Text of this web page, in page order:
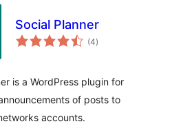
Social Planner
(4valoracións
totais
)
is a WordPress plugin for
of posts to
accounts.